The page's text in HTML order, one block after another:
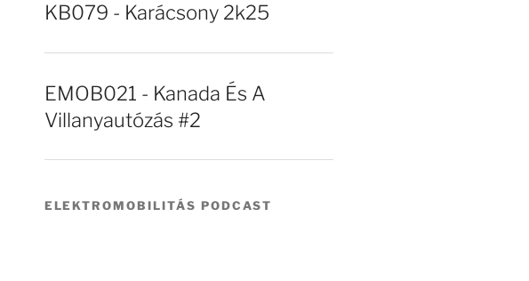
KB079 - Karácsony 2k25
EMOB021 - Kanada És A
Villanyautózás #2
ELEKTROMOBILITÁS PODCAST